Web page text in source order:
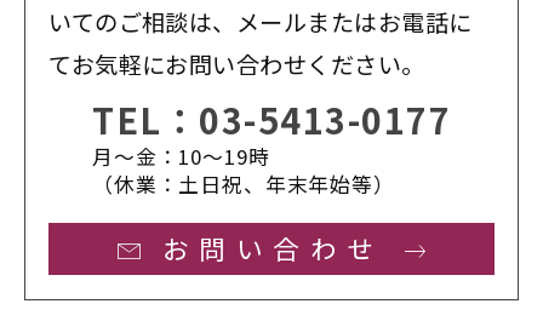
いてのご相談は、メールまたはお電話に
てお気軽にお問い合わせください。
TEL： 03-5413-0177
月〜金：10〜19時
（休業：土日祝、年末年始等）
お問い合わせ